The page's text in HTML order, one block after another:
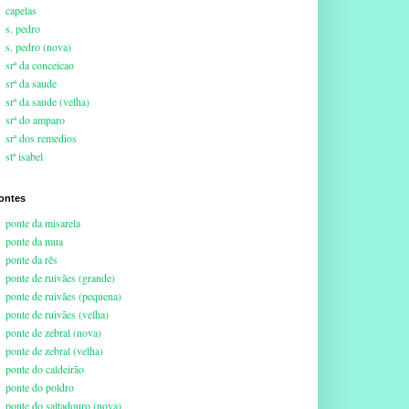
capelas
s. pedro
s. pedro (nova)
srª da conceicao
srª da saude
srª da saude (velha)
srª do amparo
srª dos remedios
stª isabel
ponte da misarela
ponte da mua
ponte da rês
ponte de ruivães (grande)
ponte de ruivães (pequena)
ponte de ruivães (velha)
ponte de zebral (nova)
ponte de zebral (velha)
ponte do caldeirão
ponte do poldro
ponte do saltadouro (nova)